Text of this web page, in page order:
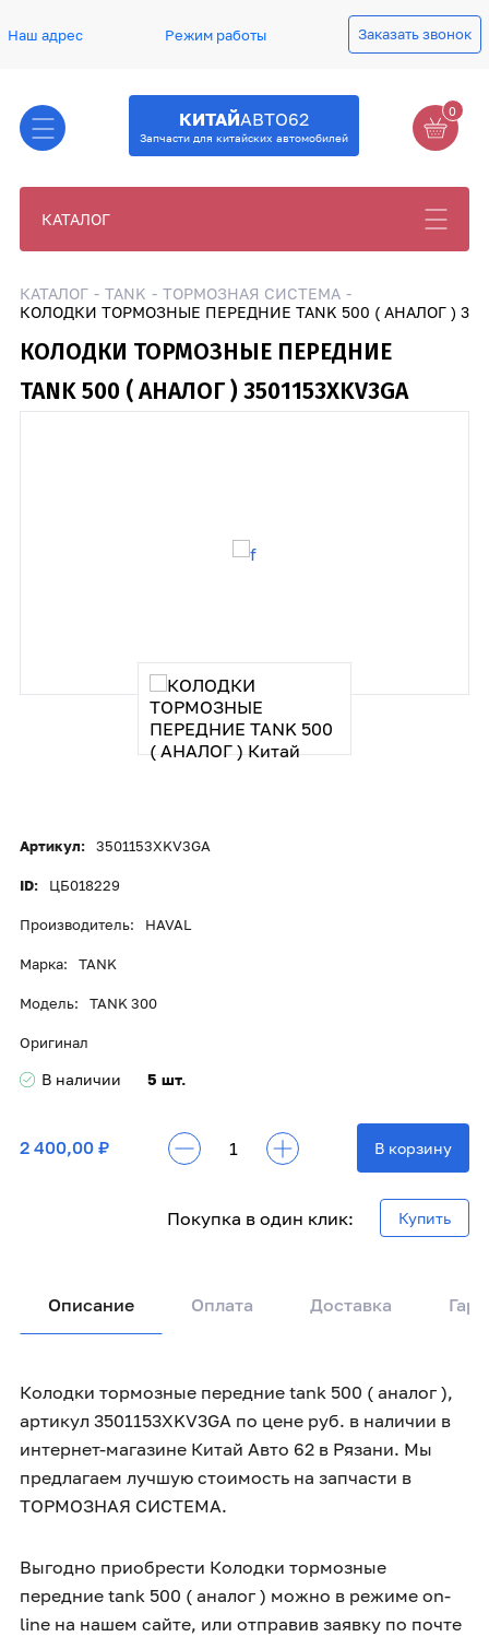
Наш адрес Режим работы Заказать звонок
КИТАЙАВТО62
Запчасти для китайских автомобилей
0
КАТАЛОГ
КАТАЛОГ TANK
ТОРМОЗНАЯ СИСТЕМА
КОЛОДКИ ТОРМОЗНЫЕ ПЕРЕДНИЕ TANK 500 ( АНАЛОГ )
КОЛОДКИ ТОРМОЗНЫЕ ПЕРЕДНИЕ
TANK 500 ( АНАЛОГ ) 3501153XKV3GA
Артикул: 3501153XKV3GA
ID: ЦБ018229
Производитель: HAVAL
Марка: TANK
Модель: TANK 300
Оригинал
В наличии 5 шт.
2 400,00 ₽ В корзину
Покупка в один клик: Купить
Описание Оплата Доставка
Колодки тормозные передние tank 500 ( аналог ),
артикул 3501153XKV3GA по цене руб. в наличии в
интернет-магазине Китай Авто 62 в Рязани. Мы
предлагаем лучшую стоимость на запчасти в
ТОРМОЗНАЯ СИСТЕМА.
Выгодно приобрести Колодки тормозные
передние tank 500 ( аналог ) можно в режиме on-
line на нашем сайте, или отправив заявку по почте